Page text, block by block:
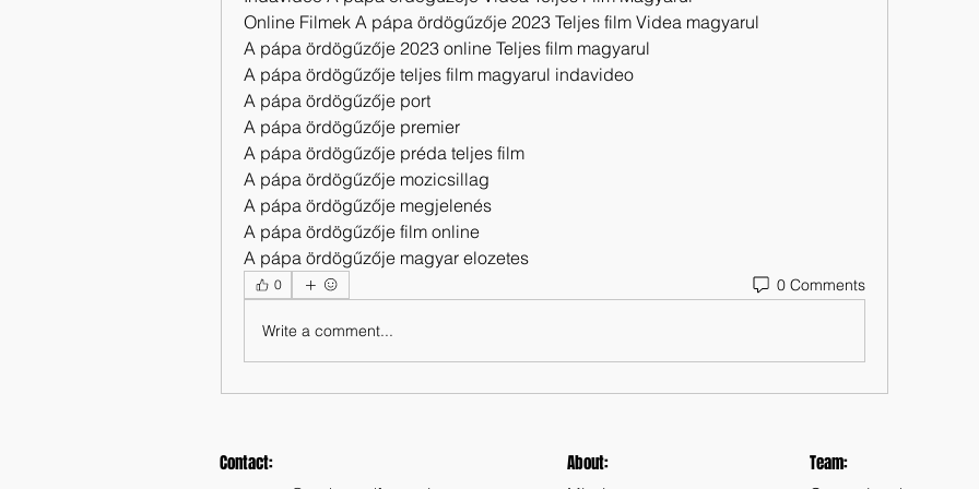
Online Filmek A pápa ördögűzője 2023 Teljes film Videa magyarul
A pápa ördögűzője 2023 online Teljes film magyarul
A pápa ördögűzője teljes film magyarul indavideo
A pápa ördögűzője port
A pápa ördögűzője premier
A pápa ördögűzője préda teljes film
A pápa ördögűzője mozicsillag
A pápa ördögűzője megjelenés
A pápa ördögűzője film online
A pápa ördögűzője magyar elozetes
0 0 Comments
Write a comment...
Contact: About: Team: